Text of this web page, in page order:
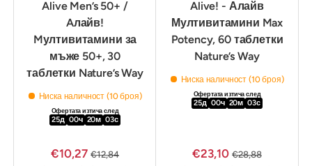
Alive Men’s 50+ /
Aлайв!
Mултивитамини за
мъже 50+, 30
таблетки Nature’s Way
Ниска наличност (10 броя)
Офертата изтича след
25д 00ч 20м 02с
€10,27 €12,84
Alive! - Алайв
Мултивитамини Max
Potency, 60 таблетки
Nature’s Way
Ниска наличност (10 броя)
Офертата изтича след
25д 00ч 20м 02с
€23,10 €28,88